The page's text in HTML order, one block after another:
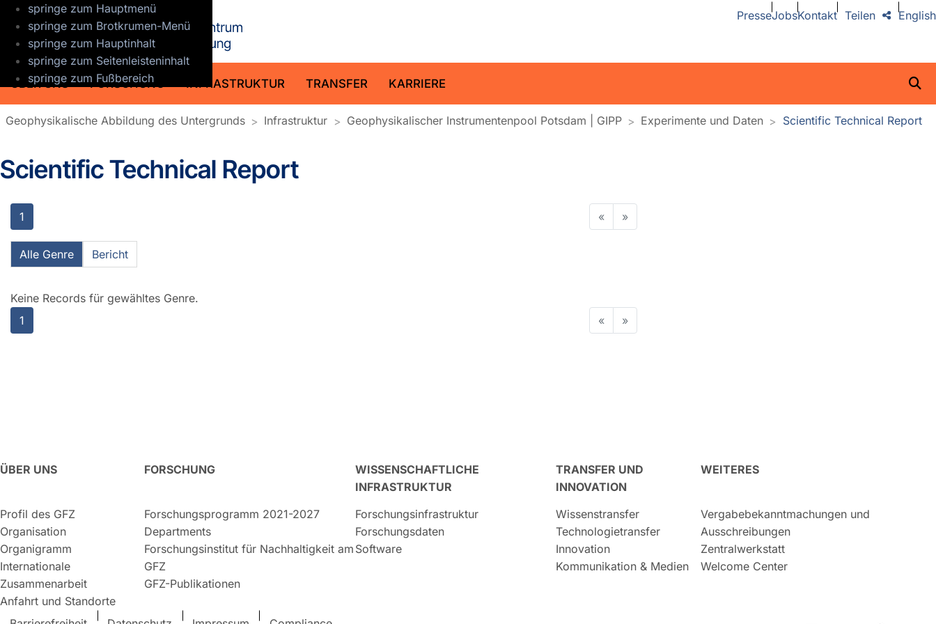
springe zum Hauptmenü
springe zum Brotkrumen-Menü
springe zum Hauptinhalt
springe zum Seitenleisteninhalt
springe zum Fußbereich
ÜBER UNS FORSCHUNG INFRASTRUKTUR TRANSFER KARRIERE
PresseJobsKontakt English
Teilen
Geophysikalische Abbildung des Untergrunds Infrastruktur Geophysikalischer Instrumentenpool Potsdam | GIPP Experimente und Daten Scientific Technical Report
Scientific Technical Report
1 « »
Alle Genre Bericht
Keine Records für gewähltes Genre.
1
« »
ÜBER UNS
Profil des GFZ
Organisation
Organigramm
Internationale
Zusammenarbeit
Anfahrt und Standorte
FORSCHUNG
Forschungsprogramm 2021-2027
Departments
Forschungsinstitut für Nachhaltigkeit am
GFZ
GFZ-Publikationen
WISSENSCHAFTLICHE
INFRASTRUKTUR
Forschungsinfrastruktur
Forschungsdaten
Software
TRANSFER UND
INNOVATION
Wissenstransfer
Technologietransfer
Innovation
Kommunikation & Medien
WEITERES
Vergabebekanntmachungen und
Ausschreibungen
Zentralwerkstatt
Welcome Center